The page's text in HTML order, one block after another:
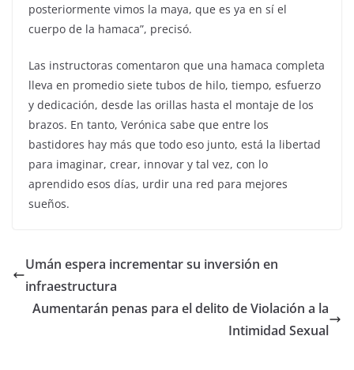
posteriormente vimos la maya, que es ya en sí el
cuerpo de la hamaca”, precisó.
Las instructoras comentaron que una hamaca completa
lleva en promedio siete tubos de hilo, tiempo, esfuerzo
y dedicación, desde las orillas hasta el montaje de los
brazos. En tanto, Verónica sabe que entre los
bastidores hay más que todo eso junto, está la libertad
para imaginar, crear, innovar y tal vez, con lo
aprendido esos días, urdir una red para mejores
sueños.
Umán espera incrementar su inversión en
infraestructura
Aumentarán penas para el delito de Violación a la
Intimidad Sexual